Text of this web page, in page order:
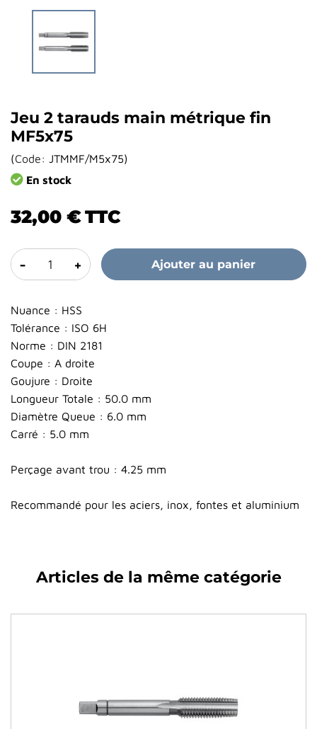
Jeu 2 tarauds main métrique fin
MF5x75
(Code: JTMMF/M5x75)
En stock
32,00 €TTC
- + Ajouter au panier
Nuance : HSS
Tolérance : ISO 6H
Norme : DIN 2181
Coupe : A droite
Goujure : Droite
Longueur Totale : 50.0 mm
Diamètre Queue : 6.0 mm
Carré : 5.0 mm
Perçage avant trou : 4.25 mm
Recommandé pour les aciers, inox, fontes et aluminium
Articles de la même catégorie